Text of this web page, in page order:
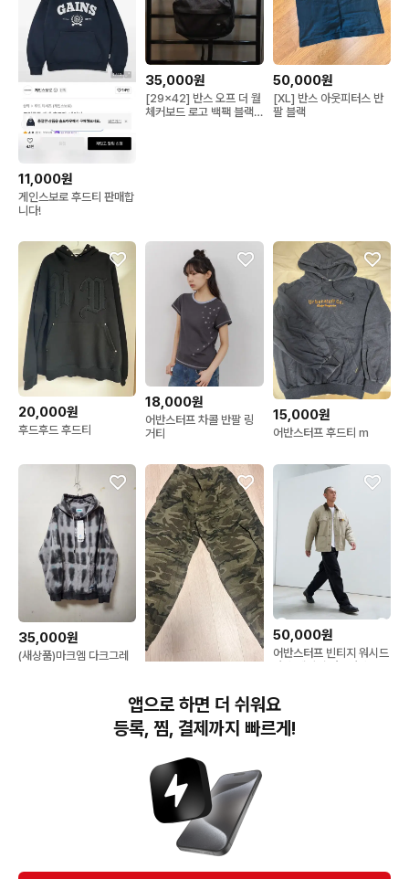
11,000원
게인스보로 후드티 판매합
니다!
35,000원
[29x42] 반스 오프 더 월
체커보드 로고 백팩 블랙
50,000원
[XL] 반스 아웃피터스 반
팔 블랙
20,000원
후드후드 후드티
18,000원
어반스터프 차콜 반팔 링
거티
15,000원
어반스터프 후드티 m
35,000원
(새상품)마크엠 다크그레
어반스터프 카모 팬츠
50,000원
어반스터프 빈티지 워시드
번개장터(주) 사업자정보, 이용약관 및 기타 법적고지
번개장터㈜는 통신판매중개자이며, 통신판매의 당사자가 아닙니다. 전자상거래 등에서의
소비자보호에 관한 법률 등 관련 법령 및 번개장터㈜의 약관에 따라 상품, 상품정보, 거래에 관한 책임은
개별 판매자에게 귀속하고, 번개장터㈜는 원칙적으로 회원간 거래에 대하여 책임을 지지 않습니다.
다만, 번개장터㈜가 직접 판매하는 상품에 대한 책임은 번개장터㈜에게 귀속합니다.
앱으로 하면 더 쉬워요
등록, 찜, 결제까지 빠르게!